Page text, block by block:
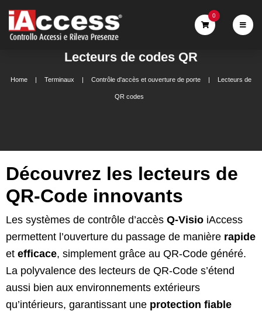
0
Lecteurs de codes QR
Home Terminaux Contrôle d'accès et ouverture de porte Lecteurs de
QR codes
Découvrez les lecteurs de
QR-Code innovants
Les systèmes de contrôle d’accès Q-Visio iAccess
permettent l’ouverture du passage de manière rapide
et efficace, simplement grâce au QR-Code généré.
La polyvalence des lecteurs de QR-Code s’étend
aussi bien aux environnements extérieurs
qu’intérieurs, garantissant une protection fiable